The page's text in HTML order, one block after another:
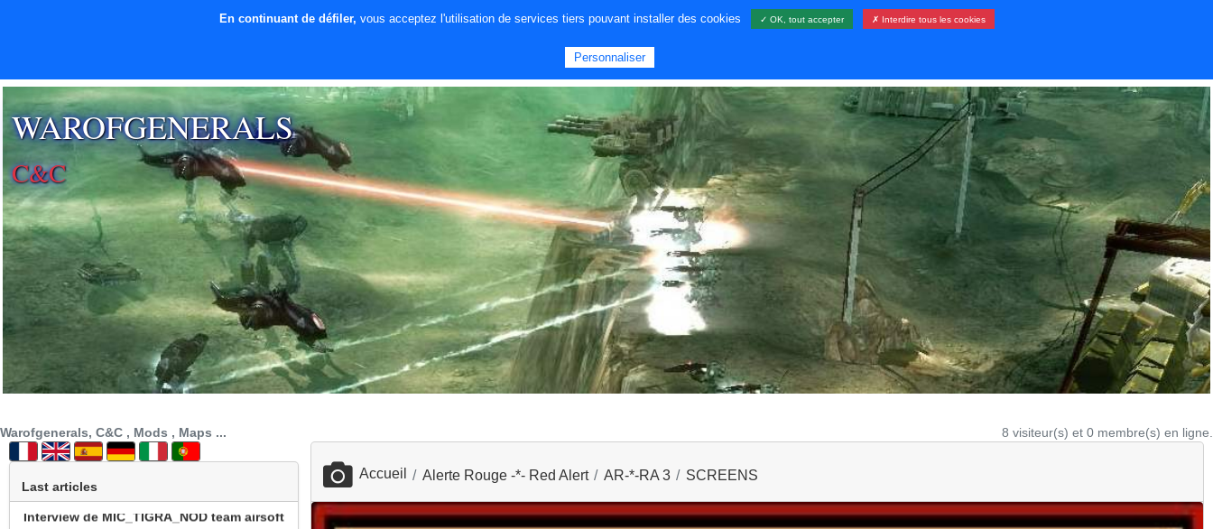
WAROFGENERALS
C&C
Warofgenerals, C&C , Mods , Maps ... 8 visiteur(s) et 0 membre(s) en ligne.
Last articles
SECTION PATCH FR
prochainement sotie mod cnc sg1 beta 3
une super nouvelle de EAGames
Accueil Alerte Rouge -*- Red Alert AR-*-RA 3 SCREENS
En continuant de défiler, vous acceptez l'utilisation de services tiers pouvant installer des cookies ✓ OK, tout accepter ✗ Interdire tous les cookies
Personnaliser